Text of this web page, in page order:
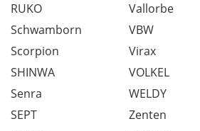
RUKO
Schwamborn
Scorpion
SHINWA
Senra
SEPT
Vallorbe
VBW
Virax
VOLKEL
WELDY
Zenten